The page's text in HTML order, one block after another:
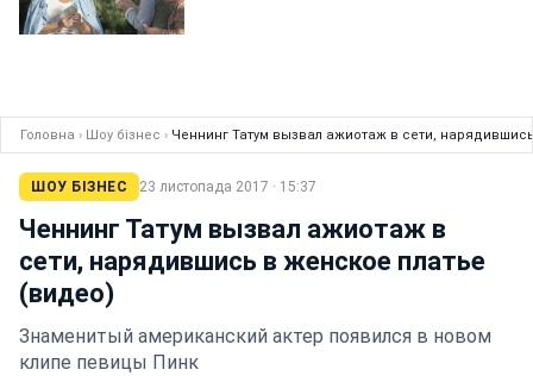
Головна › Шоу бізнес › Ченнинг Татум вызвал ажиотаж в сети,
ШОУ БІЗНЕС 23 листопада 2017 · 15:37
Ченнинг Татум вызвал ажиотаж в
сети, нарядившись в женское платье
(видео)
Знаменитый американский актер появился в новом
клипе певицы Пинк